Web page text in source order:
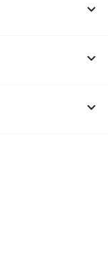


